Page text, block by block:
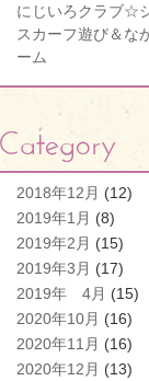
にじいろクラブ☆
スカーフ遊び＆な
ーム
2018年12月 (12)
2019年1月 (8)
2019年2月 (15)
2019年3月 (17)
2019年 4月 (15)
2020年10月 (16)
2020年11月 (16)
2020年12月 (13)